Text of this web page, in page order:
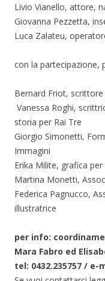
Livio Vianello, attore,
Giovanna Pezzetta,
Luca Zalateu,
con la partecipazione,
Bernard Friot, scrittore
Vanessa Roghi,
storia per Rai Tre
Giorgio Simonetti,
Immagini
Erika Milite, grafica
Martina Monetti,
Federica Pagnucco,
illustratrice
per info:
Mara Fabro ed
tel: 0432.235757 /